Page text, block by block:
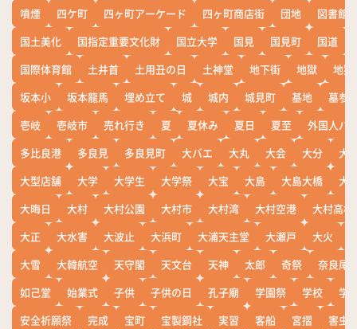
噴煙
四ケ町 四ヶ町アーケード 四ヶ町商店街 団地
図書館
国土美化
国指定重要文化財 国立大学 国見 国見町 国道
国際体育館
土井首 土用丑の日 土神堂 地下街 地獄
地獄
坂本小
坂本龍馬 埋め立て 城 城内 城見町 基地
墓参
壱岐
壱岐市 売れ行き 夏 夏休み 夏日 夏至
外国人バ
多比良港
多良見 多良見町 大バエ 大丸 大会 大分
大
大型店舗
大学 大学生 大学祭 大宝 大島 大島大橋
大
大晦日
大村 大村公園 大村市 大村湾 大村空港
大村高校
大正
大水害 大波止 大浜町 大浦天主堂 大瀬戸 大火
大雪
大韓航空 天守閣 天文台 天神 太郎 奇祭
奈良尾
如己堂
始業式 子供 子供の日 孔子廟 学園祭 学校
学
安全祈願祭
完成 宝町 宝製鋼社 実習 客船 宮摺
害虫